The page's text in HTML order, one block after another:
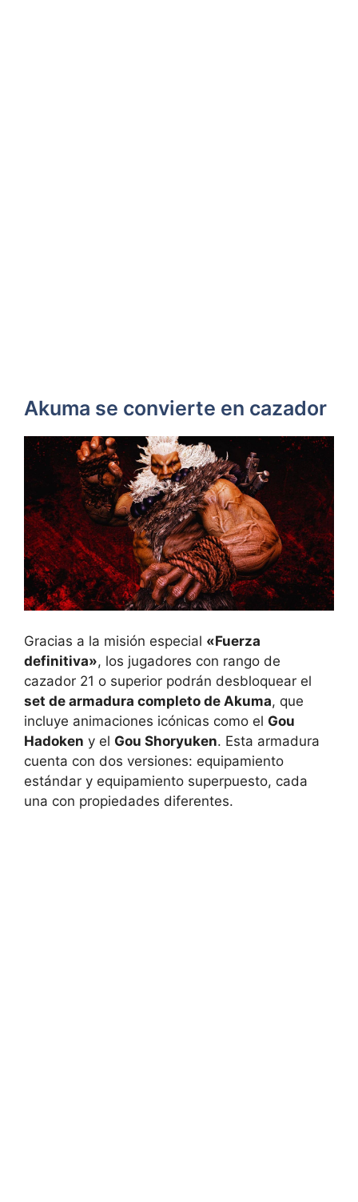
Akuma se convierte en cazador
Gracias a la misión especial «Fuerza
definitiva», los jugadores con rango de
cazador 21 o superior podrán desbloquear el
set de armadura completo de Akuma, que
incluye animaciones icónicas como el Gou
Hadoken y el Gou Shoryuken. Esta armadura
cuenta con dos versiones: equipamiento
estándar y equipamiento superpuesto, cada
una con propiedades diferentes.